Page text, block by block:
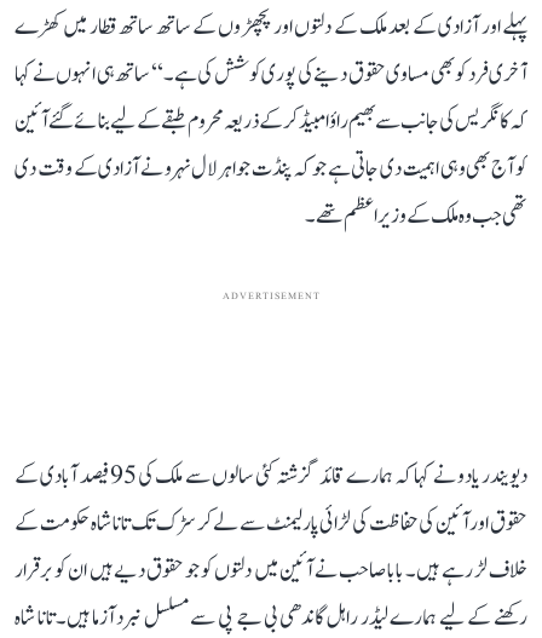
پہلے اور آزادی کے بعد ملک کے دلتوں اور پچھڑوں کے ساتھ ساتھ قطار میں کھڑے
آخری فرد کو بھی مساوی حقوق دینے کی پوری کوشش کی ہے۔‘‘ ساتھ ہی انہوں نے کہا
کہ کانگریس کی جانب سے بھیم راؤ امبیڈکر کے ذریعہ محروم طبقے کے لیے بنائے گئے آئین
کو آج بھی وہی اہمیت دی جاتی ہے جو کہ پنڈت جواہر لال نہرو نے آزادی کے وقت دی
تھی جب وہ ملک کے وزیر اعظم تھے۔
ADVERTISEMENT
دیویندر یادو نے کہا کہ ہمارے قائد گزشتہ کئی سالوں سے ملک کی 95 فیصد آبادی کے
حقوق اور آئین کی حفاظت کی لڑائی پارلیمنٹ سے لے کر سڑک تک تانا شاہ حکومت کے
خلاف لڑ رہے ہیں۔ بابا صاحب نے آئین میں دلتوں کو جو حقوق دیے ہیں ان کو برقرار
رکھنے کے لیے ہمارے لیڈر راہل گاندھی بی جے پی سے مسلسل نبرد آزما ہیں۔ تانا شاہ